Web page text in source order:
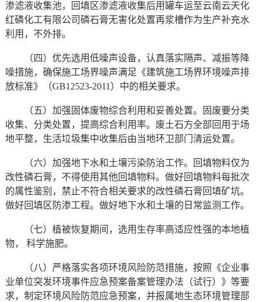
渗滤液收集池，回填区渗滤液收集后用罐车运至云南云天化
红磷化工有限公司磷石膏无害化处置再浆槽作为生产补充水
利用，不外排。
（四）优先选用低噪声设备，认真落实隔声、减振等降
噪措施，确保施工场界噪声满足《建筑施工场界环境噪声排
放标准》（GB12523-2011）中的相关要求。
（五）加强固体废物综合利用和妥善处置。固废要分类
收集、分类处置，提高综合利用率。废土石方全部回用于场
地平整，生活垃圾集中收集后由当地环卫部门清运处置。
（六）加强地下水和土壤污染防治工作。回填物料仅为
改性磷石膏，不得使用其他回填物料。做好回填物料每批次
的属性鉴别，禁止不符合相关要求的改性磷石膏回填矿坑。
做好回填区防渗工程。做好地下水和土壤的日常监测工作。
（七）植被恢复期间，选用生存率高适应性强的本地植
物， 科学施肥。
（八）严格落实各项环境风险防范措施，按照《企业事
业单位突发环境事件应急预案备案管理办法（试行）》等要
求，制定环境风险防范应急预案，并报属地生态环境管理部